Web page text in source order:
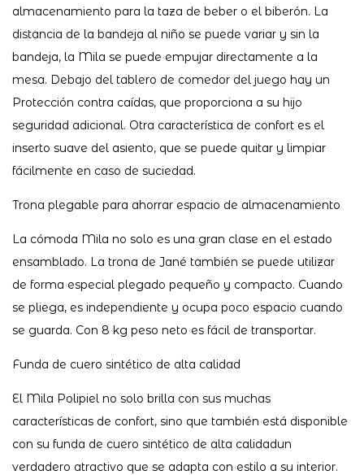
almacenamiento para la taza de beber o el biberón. La
distancia de la bandeja al niño se puede variar y sin la
bandeja, la Mila se puede empujar directamente a la
mesa. Debajo del tablero de comedor del juego hay un
Protección contra caídas, que proporciona a su hijo
seguridad adicional. Otra característica de confort es el
inserto suave del asiento, que se puede quitar y limpiar
fácilmente en caso de suciedad.
Trona plegable para ahorrar espacio de almacenamiento
La cómoda Mila no solo es una gran clase en el estado
ensamblado. La trona de Jané también se puede utilizar
de forma especial plegado pequeño y compacto. Cuando
se pliega, es independiente y ocupa poco espacio cuando
se guarda. Con 8 kg peso neto es fácil de transportar.
Funda de cuero sintético de alta calidad
El Mila Polipiel no solo brilla con sus muchas
características de confort, sino que también está disponible
con su funda de cuero sintético de alta calidadun
verdadero atractivo que se adapta con estilo a su interior.